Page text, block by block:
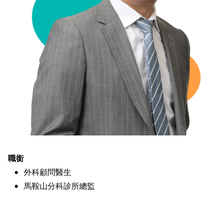
職銜
外科顧問醫生
馬鞍山分科診所總監